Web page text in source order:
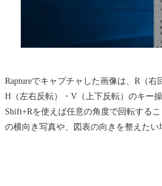
Raptureでキャプチャした画像は、R（右
H（左右反転）・V（上下反転）のキー
Shift+Rを使えば任意の角度で回転する
の横向き写真や、図表の向きを整えたい